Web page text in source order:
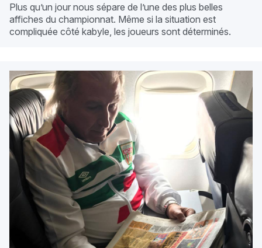
Plus qu’un jour nous sépare de l’une des plus belles
affiches du championnat. Même si la situation est
compliquée côté kabyle, les joueurs sont déterminés.